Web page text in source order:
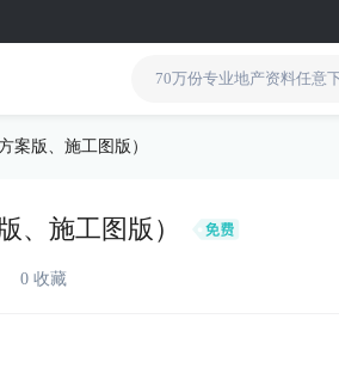
案版、施工图版）
、施工图版）
0 收藏